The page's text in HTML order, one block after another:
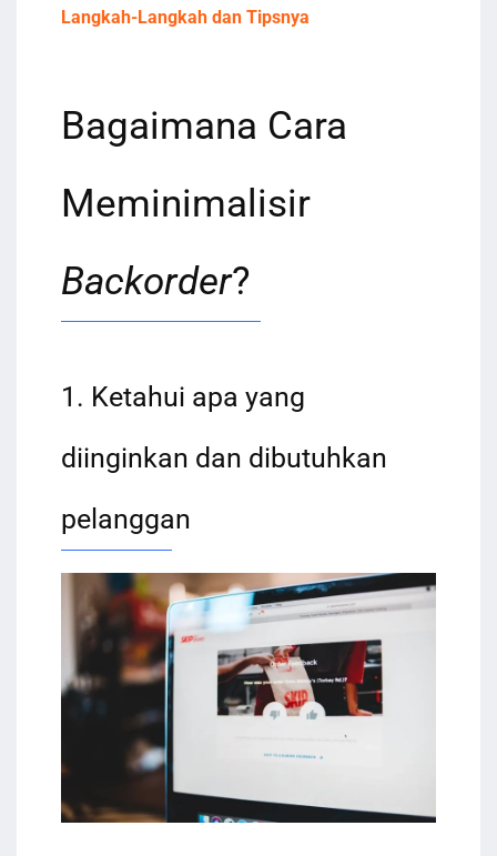
Langkah-Langkah dan Tipsnya
Bagaimana Cara
Meminimalisir
Backorder?
1. Ketahui apa yang
diinginkan dan dibutuhkan
pelanggan